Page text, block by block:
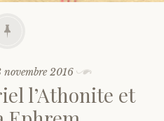
novembre 2016
l’Athonite et